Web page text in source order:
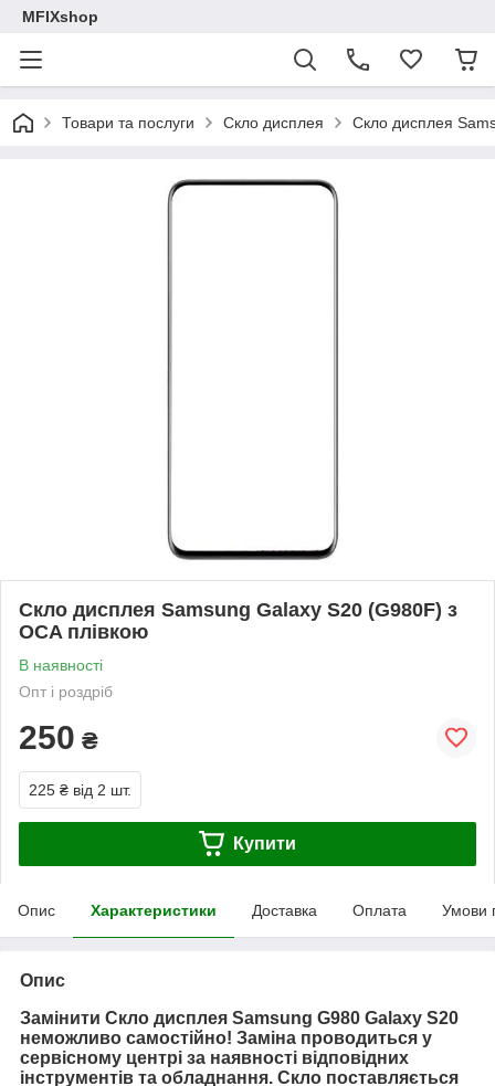
MFIXshop
Товари та послуги Скло дисплея Скло дисплея
Скло дисплея Samsung Galaxy S20 (G980F) з
OCA плівкою
В наявності
Опт і роздріб
250 ₴
225 ₴ від 2 шт.
Купити
Опис Характеристики Доставка Оплата Умови
Опис
Замінити Скло дисплея Samsung G980 Galaxy S20
неможливо самостійно! Заміна проводиться у
сервісному центрі за наявності відповідних
інструментів та обладнання. Скло поставляється